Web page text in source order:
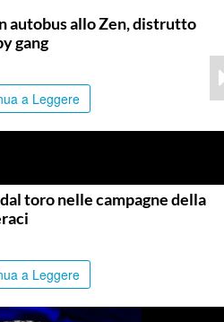
autobus allo Zen, distrutto
gang
a Leggere
toro nelle campagne della
a Leggere